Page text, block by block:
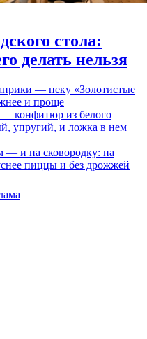
стола:
делать нельзя
— пеку «Золотистые
и проще
конфитюр из белого
упругий, и ложка в нем
— и на сковородку: на
пиццы и без дрожжей